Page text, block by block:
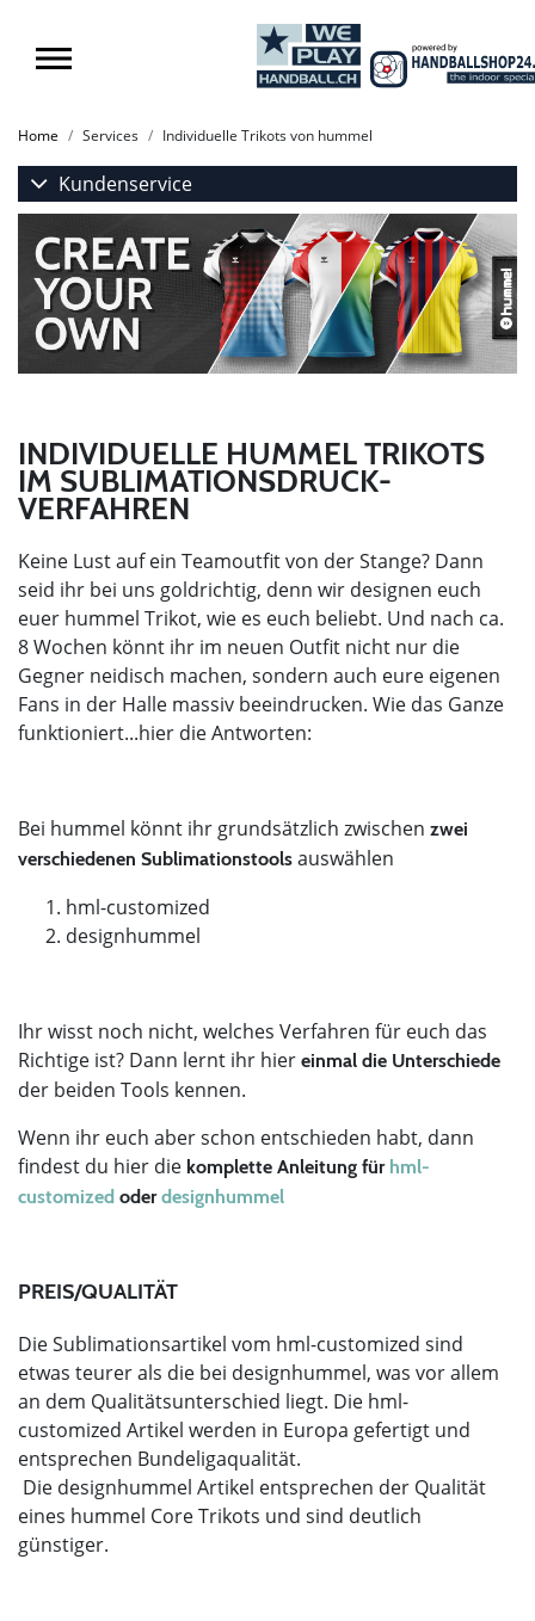
Home Services Individuelle Trikots von hummel
Kundenservice
INDIVIDUELLE HUMMEL TRIKOTS
IM SUBLIMATIONSDRUCK-
VERFAHREN
Keine Lust auf ein Teamoutfit von der Stange? Dann
seid ihr bei uns goldrichtig, denn wir designen euch
euer hummel Trikot, wie es euch beliebt. Und nach ca.
8 Wochen könnt ihr im neuen Outfit nicht nur die
Gegner neidisch machen, sondern auch eure eigenen
Fans in der Halle massiv beeindrucken. Wie das Ganze
funktioniert...hier die Antworten:
Bei hummel könnt ihr grundsätzlich zwischen zwei
verschiedenen Sublimationstools auswählen
hml-customized
designhummel
Ihr wisst noch nicht, welches Verfahren für euch das
Richtige ist? Dann lernt ihr hier einmal die Unterschiede
der beiden Tools kennen.
Wenn ihr euch aber schon entschieden habt, dann
findest du hier die komplette Anleitung für hml-
customized oderdesignhummel
PREIS/QUALITÄT
Die Sublimationsartikel vom hml-customized sind
etwas teurer als die bei designhummel, was vor allem
an dem Qualitätsunterschied liegt. Die hml-
customized Artikel werden in Europa gefertigt und
entsprechen Bundeligaqualität.
Die designhummel Artikel entsprechen der Qualität
eines hummel Core Trikots und sind deutlich
günstiger.